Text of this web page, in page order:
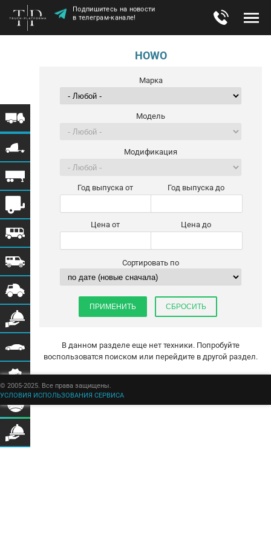
Подпишитесь на новости
в телеграм-канале!
HOWO
Марка
Модель
Модификация
Год выпуска от Год выпуска до
Цена от Цена до
Сортировать по
В данном разделе еще нет техники. Попробуйте
воспользоватся поиском или перейдите в другой раздел.
© 2005-2025. Все права защищены.
УСЛОВИЯ ИСПОЛЬЗОВАНИЯ СЕРВИСА
Бульбастик - SEO продвижение сайтов в Москве и России